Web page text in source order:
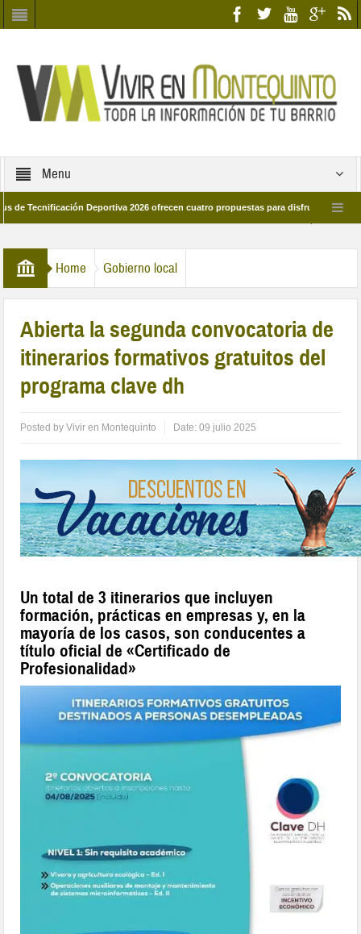
Menu
Deportiva 2026 ofrecen cuatro propuestas para disfrutar del deporte este
Home Gobierno local
Abierta la segunda convocatoria de
itinerarios formativos gratuitos del
programa clave dh
Posted byVivir en Montequinto Date:09 julio 2025
Un total de 3 itinerarios que incluyen
formación, prácticas en empresas y, en la
mayoría de los casos, son conducentes a
título oficial de «Certificado de
Profesionalidad»